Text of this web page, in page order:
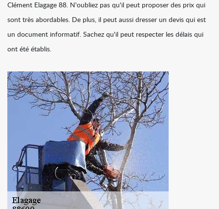
Clément Elagage 88. N'oubliez pas qu'il peut proposer des prix qui
sont très abordables. De plus, il peut aussi dresser un devis qui est
un document informatif. Sachez qu'il peut respecter les délais qui
ont été établis.